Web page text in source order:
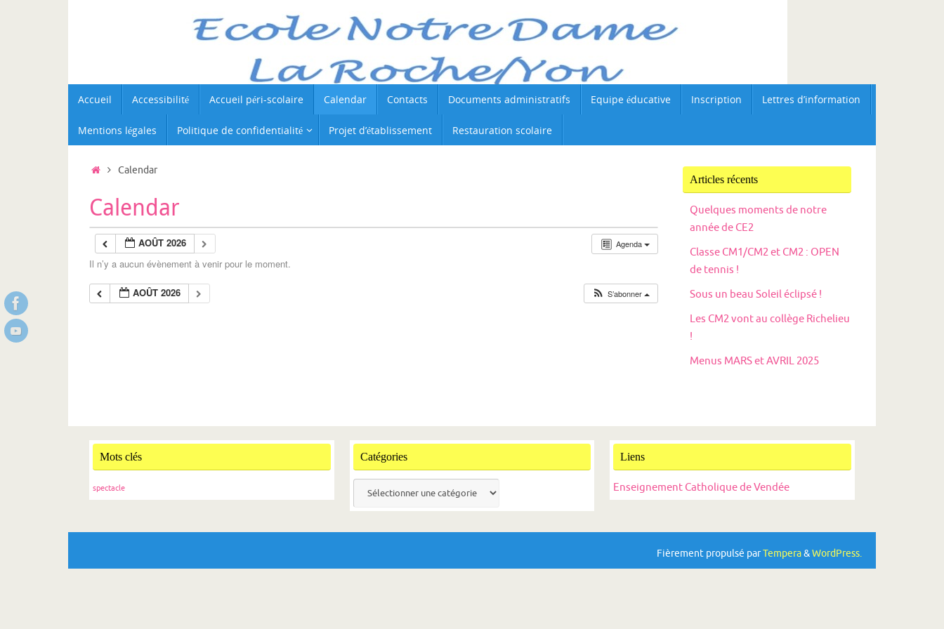
Accueil Accessibilité Accueil péri-scolaire Calendar Contacts Documents administratifs Equipe éducative Inscription Lettres d’information
Mentions légales Politique de confidentialité Projet d’établissement Restauration scolaire
Accueil
Calendar
Calendar
Agenda
AOÛT 2026
Il n’y a aucun évènement à venir pour le moment.
AOÛT 2026 S’abonner
Articles récents
Quelques moments de notre
année de CE2
Classe CM1/CM2 et CM2 : OPEN
de tennis !
Sous un beau Soleil éclipsé !
Les CM2 vont au collège Richelieu
!
Menus MARS et AVRIL 2025
Mots clés
spectacle
Catégories
Catégories
Liens
Enseignement Catholique de Vendée
Fièrement propulsé parTempera&WordPress.